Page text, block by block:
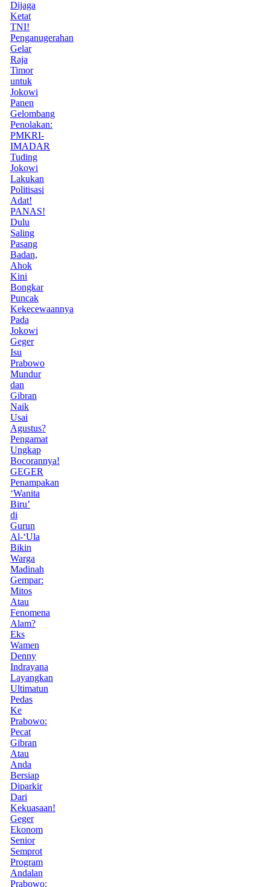
Dijaga
Ketat
TNI!
Penganugerahan
Gelar
Raja
Timor
untuk
Jokowi
Panen
Gelombang
Penolakan:
PMKRI-
IMADAR
Tuding
Jokowi
Lakukan
Politisasi
Adat!
PANAS!
Dulu
Saling
Pasang
Badan,
Ahok
Kini
Bongkar
Puncak
Kekecewaannya
Pada
Jokowi
Geger
Isu
Prabowo
Mundur
dan
Gibran
Naik
Usai
Agustus?
Pengamat
Ungkap
Bocorannya!
GEGER
Penampakan
‘Wanita
Biru’
di
Gurun
Al-‘Ula
Bikin
Warga
Madinah
Gempar:
Mitos
Atau
Fenomena
Alam?
Eks
Wamen
Denny
Indrayana
Layangkan
Ultimatun
Pedas
Ke
Prabowo:
Pecat
Gibran
Atau
Anda
Bersiap
Diparkir
Dari
Kekuasaan!
Geger
Ekonom
Senior
Semprot
Program
Andalan
Prabowo: